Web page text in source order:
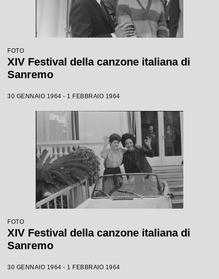
FOTO
XIV Festival della canzone italiana di
Sanremo
30 GENNAIO 1964 - 1 FEBBRAIO 1964
FOTO
XIV Festival della canzone italiana di
Sanremo
30 GENNAIO 1964 - 1 FEBBRAIO 1964